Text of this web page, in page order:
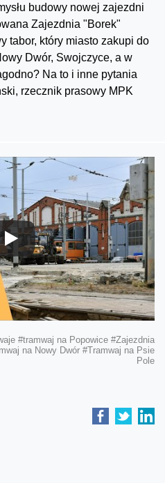
budowy nowej zajezdni
Zajezdnia "Borek"
tabor, który miasto zakupi do
Dwór, Swojczyce, a w
Na to i inne pytania
rzecznik prasowy MPK
#tramwaj na Popowice #Zajezdnia
na Nowy Dwór #Tramwaj na Psie
Pole